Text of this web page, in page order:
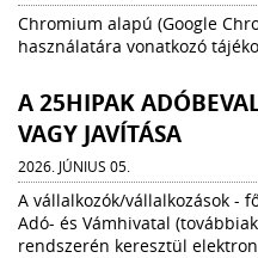
Chromium alapú (Google
használatára vonatkozó
A 25HIPAK
VAGY JAVÍTÁSA
2026. JÚNIUS 05.
A vállalkozók/vállalkozások -
Adó- és Vámhivatal
rendszerén keresztül